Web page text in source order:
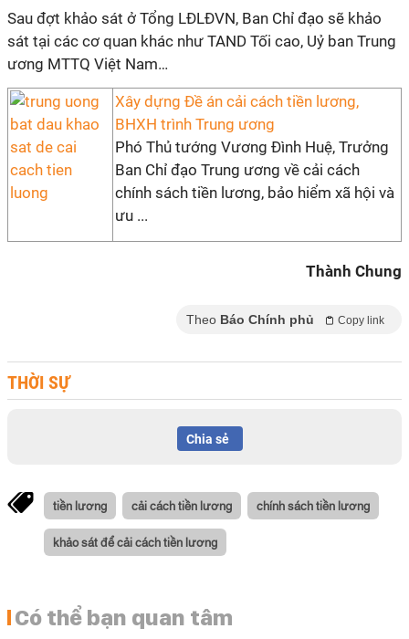
Sau đợt khảo sát ở Tổng LĐLĐVN, Ban Chỉ đạo sẽ khảo
sát tại các cơ quan khác như TAND Tối cao, Uỷ ban Trung
ương MTTQ Việt Nam…
Xây dựng Đề án cải cách tiền lương,
BHXH trình Trung ương
Phó Thủ tướng Vương Đình Huệ, Trưởng
Ban Chỉ đạo Trung ương về cải cách
chính sách tiền lương, bảo hiểm xã hội và
ưu ...
Thành Chung
Theo Báo Chính phủ Copy link
THỜI SỰ
Chia sẻ
tiền lương cải cách tiền lương chính sách tiền lương
khảo sát để cải cách tiền lương
Có thể bạn quan tâm